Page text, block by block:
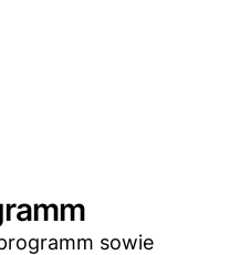
sowie